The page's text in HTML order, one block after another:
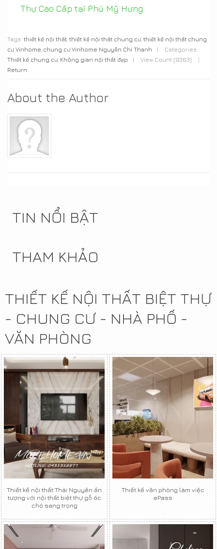
Thự Cao Cấp tại Phú Mỹ Hưng
Tags: thiết kế nội thất thiết kế nội thất chung cư, thiết kế nội thất chung
cư Vinhome chung cư Vinhome Nguyễn Chí Thanh |
Categories:
Thiết kế chung cư, Không gian nội thất đẹp | View Count (9363)
|
Return
About the Author
TIN NỔI BẬT
THAM KHẢO
THIẾT KẾ NỘI THẤT BIỆT THỰ
- CHUNG CƯ - NHÀ PHỐ -
VĂN PHÒNG
Thiết kế nội thất Thái Nguyên ấn
tượng với nội thất biệt thự gỗ óc
chó sang trọng
Thiết kế văn phòng làm việc
ePass